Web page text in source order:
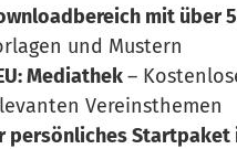
mit über
und Mustern
Mediathek–
Vereinsthemen
persönliches Startpaket